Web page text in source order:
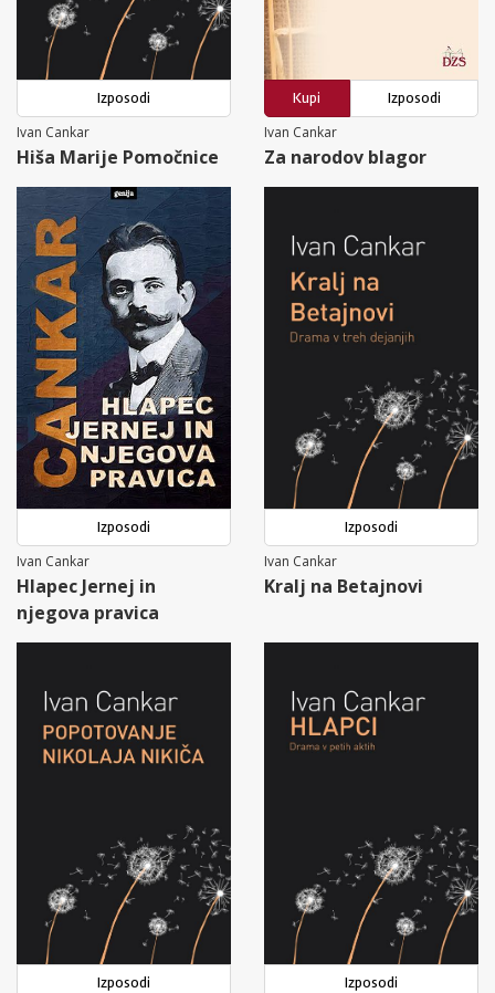
Izposodi
Ivan Cankar
Hiša Marije Pomočnice
Kupi
Izposodi
Ivan Cankar
Za narodov blagor
Izposodi
Ivan Cankar
Hlapec Jernej in
njegova pravica
Izposodi
Ivan Cankar
Kralj na Betajnovi
Izposodi
Izposodi